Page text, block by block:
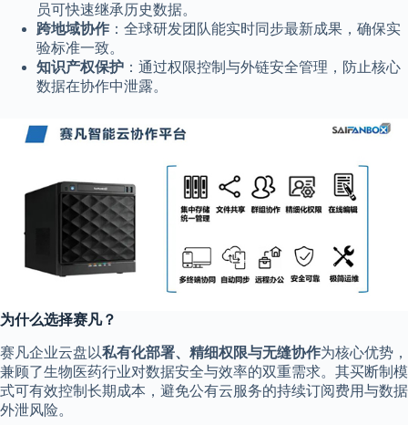
员可快速继承历史数据。
跨地域协作 ：全球研发团队能实时同步最新成果，确保实
验标准一致。
知识产权保护 ：通过权限控制与外链安全管理，防止核心
数据在协作中泄露。
为什么选择赛凡？
赛凡企业云盘以私有化部署、精细权限与无缝协作为核心优势，
兼顾了生物医药行业对数据安全与效率的双重需求。其买断制模
式可有效控制长期成本，避免公有云服务的持续订阅费用与数据
外泄风险。